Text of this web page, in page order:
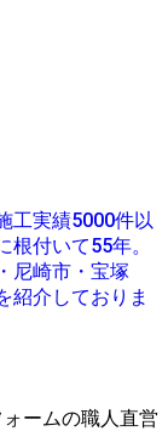
工実績5000件以
付いて55年。
尼崎市・宝塚
紹介しておりま
ームの職人直営